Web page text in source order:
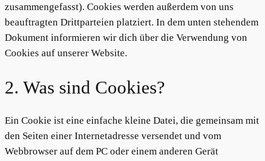
zusammengefasst). Cookies werden außerdem von uns
beauftragten Drittparteien platziert. In dem unten stehendem
Dokument informieren wir dich über die Verwendung von
Cookies auf unserer Website.
2. Was sind Cookies?
Ein Cookie ist eine einfache kleine Datei, die gemeinsam mit
den Seiten einer Internetadresse versendet und vom
Webbrowser auf dem PC oder einem anderen Gerät